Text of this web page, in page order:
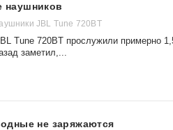
наушников
JBL Tune 720BT
Tune 720BT прослужили примерно
заметил,...
не заряжаются